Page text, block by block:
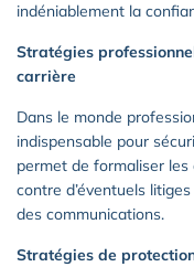
indéniablement la
Stratégies
carrière
Dans le monde
indispensable pour
permet de formaliser
contre d’éventuels
des communications.
Stratégies de